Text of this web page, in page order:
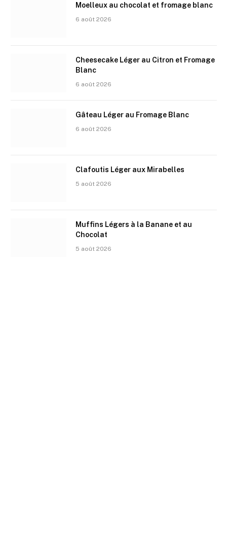
Moelleux au chocolat et fromage blanc
6 août 2026
Cheesecake Léger au Citron et Fromage
Blanc
6 août 2026
Gâteau Léger au Fromage Blanc
6 août 2026
Clafoutis Léger aux Mirabelles
5 août 2026
Muffins Légers à la Banane et au
Chocolat
5 août 2026